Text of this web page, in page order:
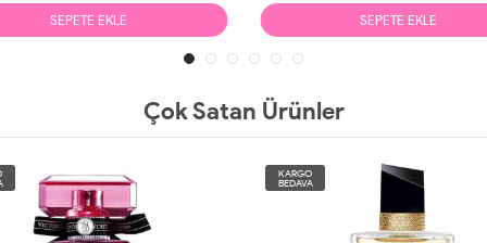
SEPETE EKLE SEPETE EKLE
Çok Satan Ürünler
KARGO
BEDAVA